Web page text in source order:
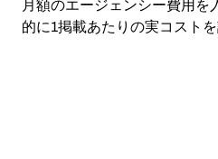
月額のエージェンシー費用を
的に1掲載あたりの実コストを